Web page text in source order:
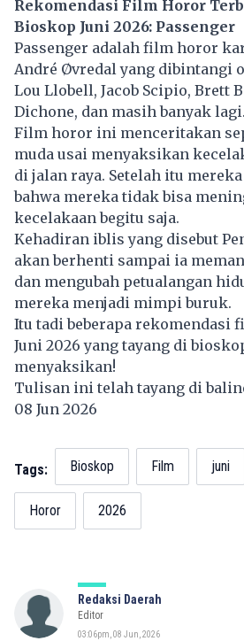
Rekomendasi Film Horor
Bioskop Juni 2026: Passenger
Passenger adalah film horor
André Øvredal yang dibintangi
Lou Llobell, Jacob Scipio, Brett
Dichone, dan masih banyak lagi.
Film horor ini menceritakan
muda usai menyaksikan
di jalan raya. Setelah itu
bahwa mereka tidak bisa
kecelakaan begitu saja.
Kehadiran iblis yang disebut
akan berhenti sampai ia
dan mengubah petualangan
mereka menjadi mimpi buruk.
Itu tadi beberapa rekomendasi
Juni 2026 yang tayang di
menyaksikan!
Tulisan ini telah tayang di
08 Jun 2026
Tags: Bioskop Film juni
Horor 2026
Redaksi Daerah
Editor
03:06pm, 08 Jun, 2026